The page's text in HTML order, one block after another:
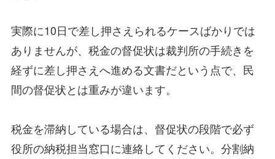
実際に10日で差し押さえられるケースばかりでは
ありませんが、税金の督促状は裁判所の手続きを
経ずに差し押さえへ進める文書だという点で、民
間の督促状とは重みが違います。
税金を滞納している場合は、督促状の段階で必ず
役所の納税担当窓口に連絡してください。分割納